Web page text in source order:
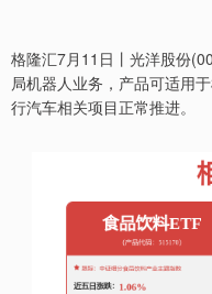
格隆汇7月11日丨光洋股份
局机器人业务，产品可适用
行汽车相关项目正常推进。